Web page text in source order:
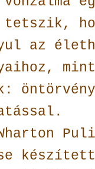
tetszik,
az